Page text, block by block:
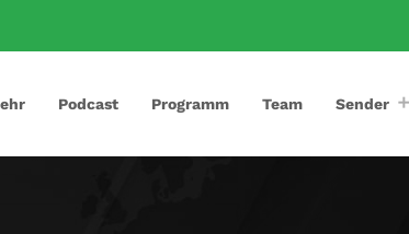
Podcast Programm Team Sender